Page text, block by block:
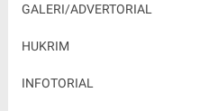
GALERI/ADVERTORIAL
HUKRIM
INFOTORIAL